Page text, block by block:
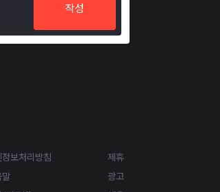
작성
보처리방침
제휴
광고